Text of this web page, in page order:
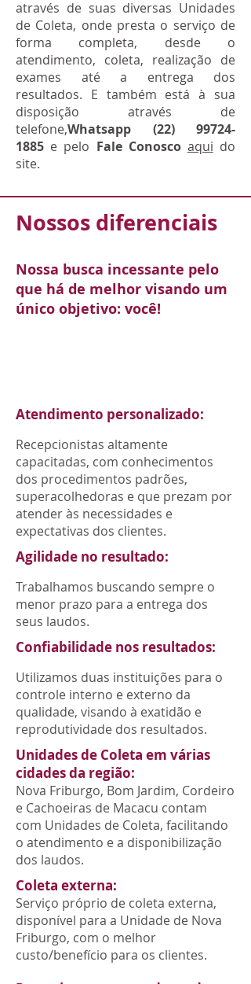
através de suas diversas Unidades
de Coleta, onde presta o serviço de
forma completa, desde o
atendimento, coleta, realização de
exames até a entrega dos
resultados. E também está à sua
disposição através de
telefone,Whatsapp (22) 99724-
1885 e pelo Fale Conosco aqui do
site.
Nossos diferenciais
Nossa busca incessante pelo
que há de melhor visando um
único objetivo: você!
Atendimento personalizado:
Recepcionistas altamente
capacitadas, com conhecimentos
dos procedimentos padrões,
superacolhedoras e que prezam por
atender às necessidades e
expectativas dos clientes.
Agilidade no resultado:
Trabalhamos buscando sempre o
menor prazo para a entrega dos
seus laudos.
Confiabilidade nos resultados:
Utilizamos duas instituições para o
controle interno e externo da
qualidade, visando à exatidão e
reprodutividade dos resultados.
Unidades de Coleta em várias
cidades da região:
Nova Friburgo, Bom Jardim, Cordeiro
e Cachoeiras de Macacu contam
com Unidades de Coleta, facilitando
o atendimento e a disponibilização
dos laudos.
Coleta externa:
Serviço próprio de coleta externa,
disponível para a Unidade de Nova
Friburgo, com o melhor
custo/benefício para os clientes.